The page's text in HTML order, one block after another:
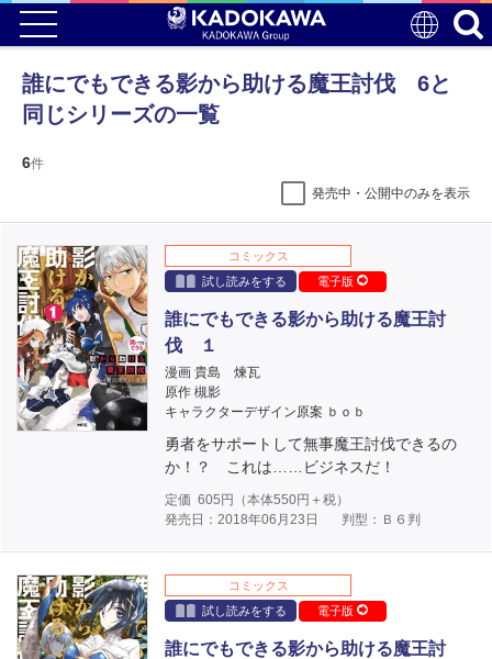
誰にでもできる影から助ける魔王討伐 6と
同じシリーズの一覧
6件
発売中・公開中のみを表示
コミックス
試し読みをする
電子版
誰にでもできる影から助ける魔王討
伐 １
漫画 貴島 煉瓦
原作 槻影
キャラクターデザイン原案 ｂｏｂ
勇者をサポートして無事魔王討伐できるの
か！？ これは……ビジネスだ！
定価 605 円（本体550円＋税）
発売日：2018年06月23日
判型：Ｂ６判
コミックス
試し読みをする
電子版
誰にでもできる影から助ける魔王討